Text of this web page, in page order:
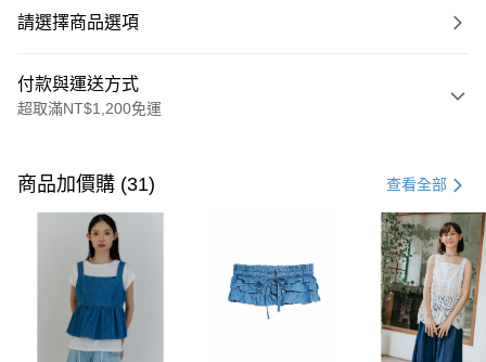
請選擇商品選項
付款與運送方式
超取滿NT$1,200免運
信用卡一次付款
超商取貨付款
LINE Pay
Apple Pay
街口支付
商品加價購 (31) 查看全部